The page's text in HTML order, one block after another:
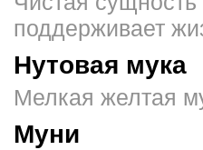
поддерживает
Нутовая мука
Мелкая жел­тая
Муни